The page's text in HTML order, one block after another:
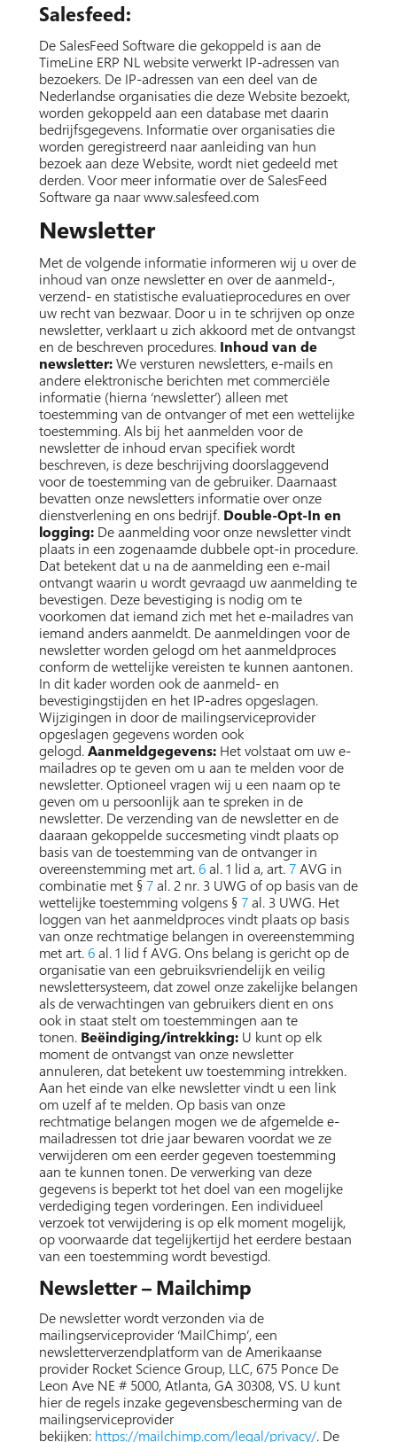
Salesfeed:
De SalesFeed Software die gekoppeld is aan de
TimeLine ERP NL website verwerkt IP-adressen van
bezoekers. De IP-adressen van een deel van de
Nederlandse organisaties die deze Website bezoekt,
worden gekoppeld aan een database met daarin
bedrijfsgegevens. Informatie over organisaties die
worden geregistreerd naar aanleiding van hun
bezoek aan deze Website, wordt niet gedeeld met
derden. Voor meer informatie over de SalesFeed
Software ga naar www.salesfeed.com
Newsletter
Met de volgende informatie informeren wij u over de
inhoud van onze newsletter en over de aanmeld-,
verzend- en statistische evaluatieprocedures en over
uw recht van bezwaar. Door u in te schrijven op onze
newsletter, verklaart u zich akkoord met de ontvangst
en de beschreven procedures. Inhoud van de
newsletter:We versturen newsletters, e-mails en
andere elektronische berichten met commerciële
informatie (hierna ‘newsletter’) alleen met
toestemming van de ontvanger of met een wettelijke
toestemming. Als bij het aanmelden voor de
newsletter de inhoud ervan specifiek wordt
beschreven, is deze beschrijving doorslaggevend
voor de toestemming van de gebruiker. Daarnaast
bevatten onze newsletters informatie over onze
dienstverlening en ons bedrijf. Double-Opt-In en
logging:De aanmelding voor onze newsletter vindt
plaats in een zogenaamde dubbele opt-in procedure.
Dat betekent dat u na de aanmelding een e-mail
ontvangt waarin u wordt gevraagd uw aanmelding te
bevestigen. Deze bevestiging is nodig om te
voorkomen dat iemand zich met het e-mailadres van
iemand anders aanmeldt. De aanmeldingen voor de
newsletter worden gelogd om het aanmeldproces
conform de wettelijke vereisten te kunnen aantonen.
In dit kader worden ook de aanmeld- en
bevestigingstijden en het IP-adres opgeslagen.
Wijzigingen in door de mailingserviceprovider
opgeslagen gegevens worden ook
gelogd.Aanmeldgegevens:Het volstaat om uw e-
mailadres op te geven om u aan te melden voor de
newsletter. Optioneel vragen wij u een naam op te
geven om u persoonlijk aan te spreken in de
newsletter. De verzending van de newsletter en de
daaraan gekoppelde succesmeting vindt plaats op
basis van de toestemming van de ontvanger in
overeenstemming met art.6al. 1 lid a, art.7AVG in
combinatie met § 7al. 2 nr. 3 UWG of op basis van de
wettelijke toestemming volgens § 7al. 3 UWG. Het
loggen van het aanmeldproces vindt plaats op basis
van onze rechtmatige belangen in overeenstemming
met art.6al. 1 lid f AVG. Ons belang is gericht op de
organisatie van een gebruiksvriendelijk en veilig
newslettersysteem, dat zowel onze zakelijke belangen
als de verwachtingen van gebruikers dient en ons
ook in staat stelt om toestemmingen aan te
tonen. Beëindiging/intrekking:U kunt op elk
moment de ontvangst van onze newsletter
annuleren, dat betekent uw toestemming intrekken.
Aan het einde van elke newsletter vindt u een link
om uzelf af te melden. Op basis van onze
rechtmatige belangen mogen we de afgemelde e-
mailadressen tot drie jaar bewaren voordat we ze
verwijderen om een eerder gegeven toestemming
aan te kunnen tonen. De verwerking van deze
gegevens is beperkt tot het doel van een mogelijke
verdediging tegen vorderingen. Een individueel
verzoek tot verwijdering is op elk moment mogelijk,
op voorwaarde dat tegelijkertijd het eerdere bestaan
van een toestemming wordt bevestigd.
Newsletter – Mailchimp
De newsletter wordt verzonden via de
mailingserviceprovider ‘MailChimp’, een
newsletterverzendplatform van de Amerikaanse
provider Rocket Science Group, LLC, 675 Ponce De
Leon Ave NE # 5000, Atlanta, GA 30308, VS. U kunt
hier de regels inzake gegevensbescherming van de
mailingserviceprovider
bekijken: https://mailchimp.com/legal/privacy/. De